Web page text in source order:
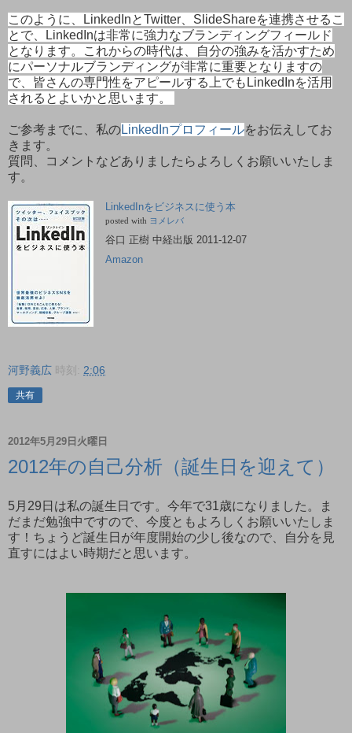
このように、LinkedInとTwitter、SlideShareを連携させるこ
とで、LinkedInは非常に強力なブランディングフィールド
となります。
これからの時代は、自分の強みを活かすため
にパーソナルブランディングが非常に重要となりますの
で、皆さんの専門性をアピールする上でもLinkedInを活用
されるとよいかと思います。
ご参考までに、私のLinkedInプロフィールをお伝えしてお
きます。
質問、コメントなどありましたらよろしくお願いいたしま
す。
LinkedInをビジネスに使う本
posted with ヨメレバ
谷口 正樹 中経出版 2011-12-07
Amazon
河野義広 時刻: 2:06
共有
2012年5月29日火曜日
2012年の自己分析（誕生日を迎えて）
5月29日は私の誕生日です。今年で31歳になりました。ま
だまだ勉強中ですので、今度ともよろしくお願いいたしま
す！ちょうど誕生日が年度開始の少し後なので、自分を見
直すにはよい時期だと思います。